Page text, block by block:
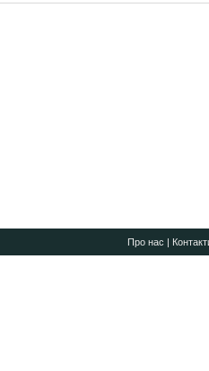
Про нас |